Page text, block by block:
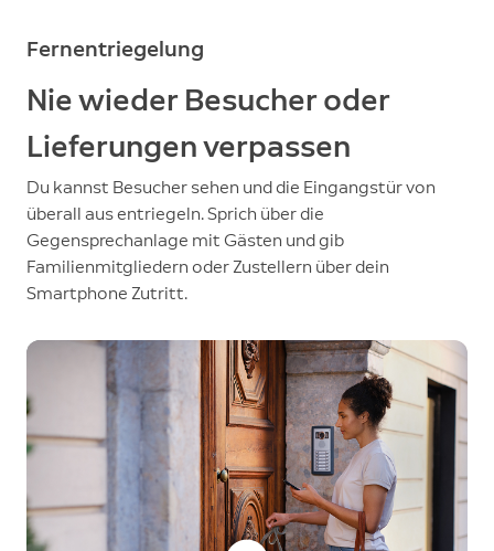
Fernentriegelung
Nie wieder Besucher oder
Lieferungen verpassen
Du kannst Besucher sehen und die Eingangstür von
überall aus entriegeln. Sprich über die
Gegensprechanlage mit Gästen und gib
Familienmitgliedern oder Zustellern über dein
Smartphone Zutritt.